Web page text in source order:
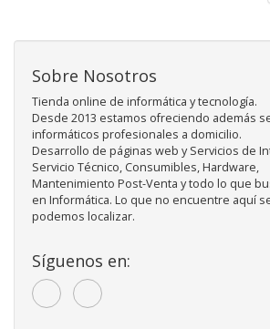
Sobre Nosotros
Tienda online de informática y tecnología.
Desde 2013 estamos ofreciendo además
informáticos profesionales a domicilio.
Desarrollo de páginas web y Servicios de
Servicio Técnico, Consumibles, Hardware,
Mantenimiento Post-Venta y todo lo que
en Informática. Lo que no encuentre aquí
podemos localizar.
Síguenos en: